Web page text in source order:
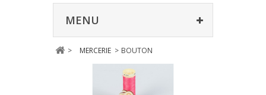
MENU
> MERCERIE > BOUTON